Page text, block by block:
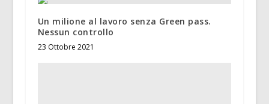
Un milione al lavoro senza Green pass.
Nessun controllo
23 Ottobre 2021